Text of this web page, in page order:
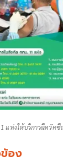
แห่งให้บริการฉีดวัคซี
อง